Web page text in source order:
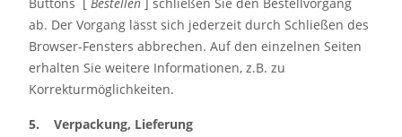
ab. Der Vorgang lässt sich jederzeit durch Schließen des
Browser-Fensters abbrechen. Auf den einzelnen Seiten
erhalten Sie weitere Informationen, z.B. zu
Korrekturmöglichkeiten.
5. Verpackung, Lieferung